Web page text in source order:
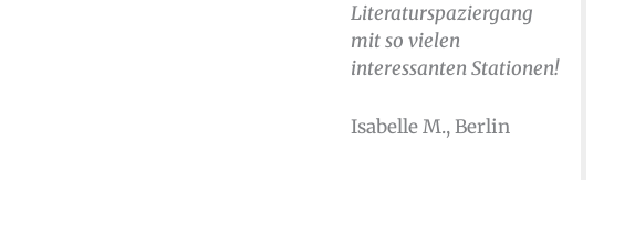
Literaturspaziergang
mit so vielen
interessanten Stationen!
Isabelle M., Berlin